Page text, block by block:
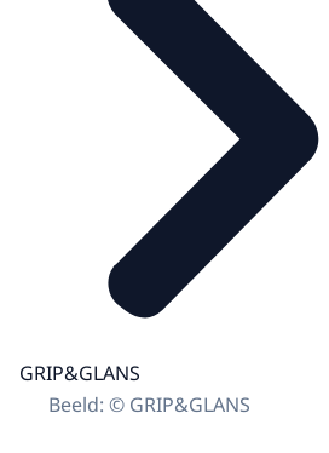
GRIP&GLANS
Beeld: © GRIP&GLANS